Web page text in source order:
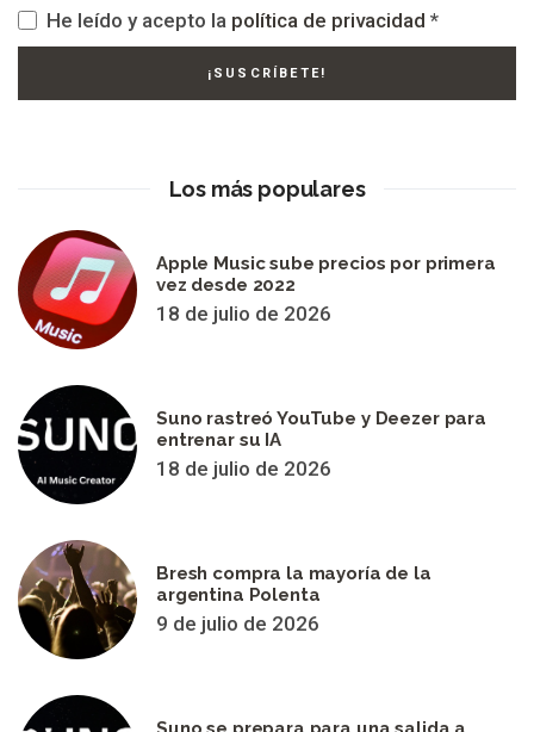
He leído y acepto la política de privacidad *
Los más populares
Apple Music sube precios por primera
vez desde 2022
18 de julio de 2026
Suno rastreó YouTube y Deezer para
entrenar su IA
18 de julio de 2026
Bresh compra la mayoría de la
argentina Polenta
9 de julio de 2026